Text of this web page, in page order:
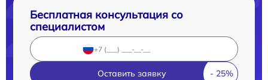
Бесплатная консультация со
специалистом
Оставить заявку